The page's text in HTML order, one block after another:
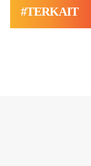
#TERKAIT